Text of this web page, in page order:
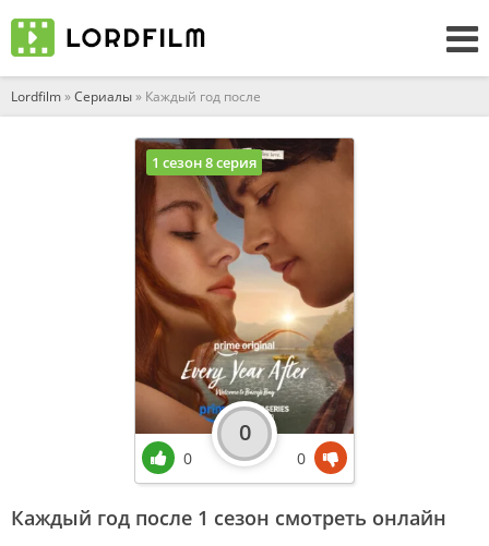
Lordfilm»Сериалы» Каждый год после
Каждый год после 1 сезон смотреть онлайн
1 сезон 8 серия
0
0
0